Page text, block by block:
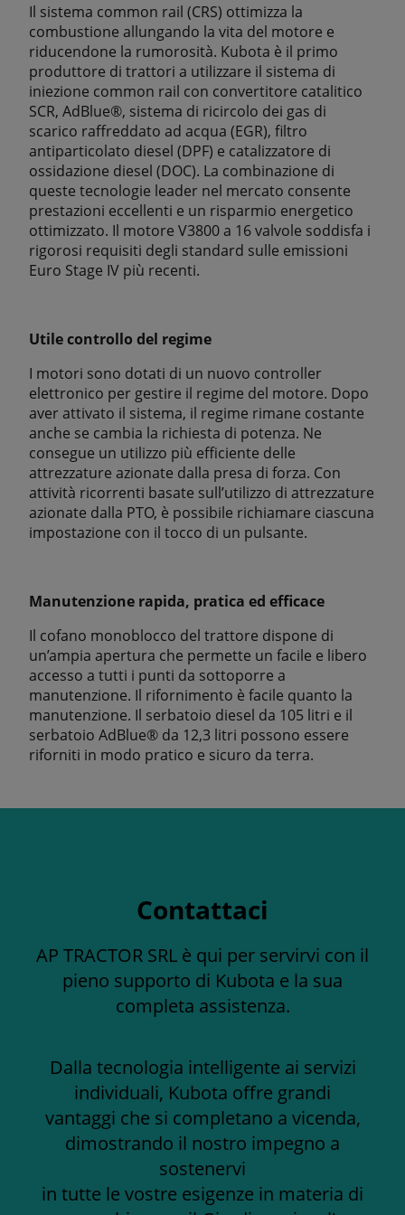
Il sistema common rail (CRS) ottimizza la
combustione allungando la vita del motore e
riducendone la rumorosità. Kubota è il primo
produttore di trattori a utilizzare il sistema di
iniezione common rail con convertitore catalitico
SCR, AdBlue®, sistema di ricircolo dei gas di
scarico raffreddato ad acqua (EGR), filtro
antiparticolato diesel (DPF) e catalizzatore di
ossidazione diesel (DOC). La combinazione di
queste tecnologie leader nel mercato consente
prestazioni eccellenti e un risparmio energetico
ottimizzato. Il motore V3800 a 16 valvole soddisfa i
rigorosi requisiti degli standard sulle emissioni
Euro Stage IV più recenti.
Utile controllo del regime
I motori sono dotati di un nuovo controller
elettronico per gestire il regime del motore. Dopo
aver attivato il sistema, il regime rimane costante
anche se cambia la richiesta di potenza. Ne
consegue un utilizzo più efficiente delle
attrezzature azionate dalla presa di forza. Con
attività ricorrenti basate sull’utilizzo di attrezzature
azionate dalla PTO, è possibile richiamare ciascuna
impostazione con il tocco di un pulsante.
Manutenzione rapida, pratica ed efficace
Il cofano monoblocco del trattore dispone di
un’ampia apertura che permette un facile e libero
accesso a tutti i punti da sottoporre a
manutenzione. Il rifornimento è facile quanto la
manutenzione. Il serbatoio diesel da 105 litri e il
serbatoio AdBlue® da 12,3 litri possono essere
riforniti in modo pratico e sicuro da terra.
Contattaci
AP TRACTOR SRL è qui per servirvi con il
pieno supporto di Kubota e la sua
completa assistenza.
Dalla tecnologia intelligente ai servizi
individuali, Kubota offre grandi
vantaggi che si completano a vicenda,
dimostrando il nostro impegno a
sostenervi
in tutte le vostre esigenze in materia di